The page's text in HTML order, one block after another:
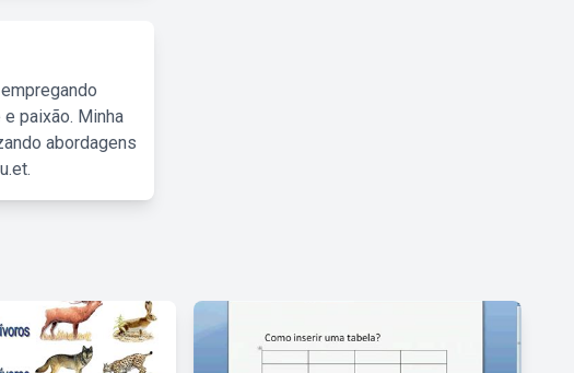
paixão. Minha
abordagens